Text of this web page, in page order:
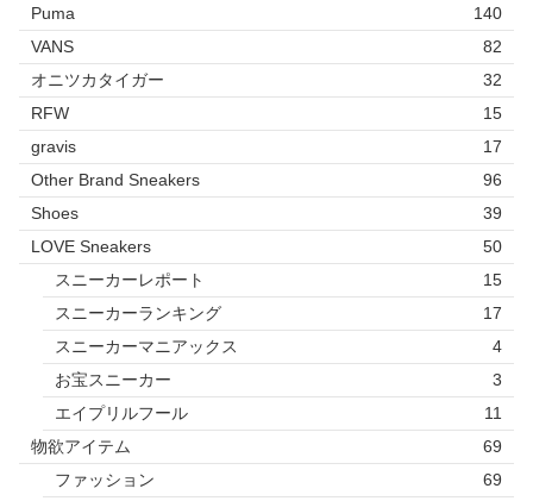
Puma
140
VANS
82
オニツカタイガー
32
RFW
15
gravis
17
Other Brand Sneakers
96
Shoes
39
LOVE Sneakers
50
スニーカーレポート
15
スニーカーランキング
17
スニーカーマニアックス
4
お宝スニーカー
3
エイプリルフール
11
物欲アイテム
69
ファッション
69